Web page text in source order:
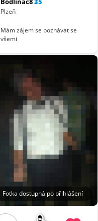
Plzeň
Mám zájem se poznávat se
všemi
Fotka dostupná po přihlášení